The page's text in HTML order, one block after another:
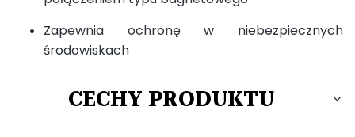
Zapewnia ochronę w niebezpiecznych
środowiskach
CECHY PRODUKTU